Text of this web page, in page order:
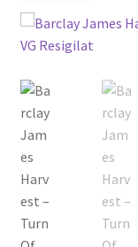
Echipamente
Listă produse